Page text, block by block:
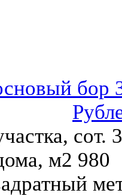
бор
сот.
м2 980